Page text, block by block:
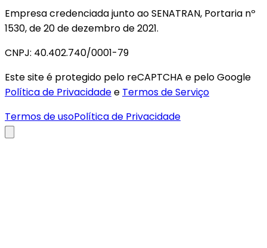
Empresa credenciada junto ao SENATRAN, Portaria nº
1530, de 20 de dezembro de 2021.
CNPJ: 40.402.740/0001-79
Este site é protegido pelo reCAPTCHA e pelo Google
Política de Privacidadee Termos de Serviço
Termos de usoPolítica de Privacidade